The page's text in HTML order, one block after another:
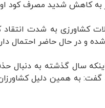
به کاهش شدید مصرف کود
کشاورزی به شدت
و در حال حاضر احتمال
یافت، گفت: به همین دلیل